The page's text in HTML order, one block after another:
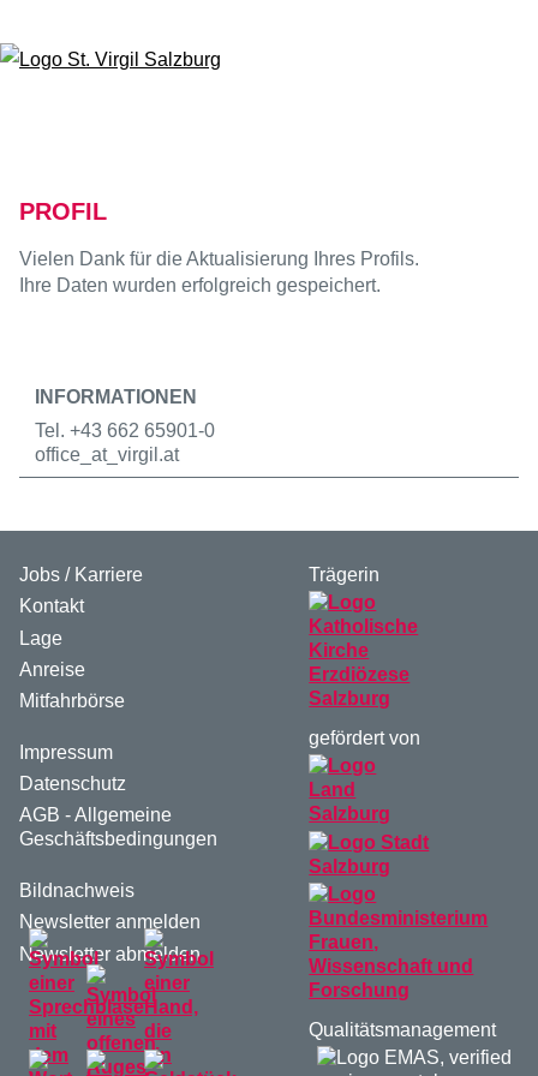
PROFIL
Vielen Dank für die Aktualisierung Ihres Profils.
Ihre Daten wurden erfolgreich gespeichert.
INFORMATIONEN
Tel. +43 662 65901-0
office _at_virgil.at
Jobs / Karriere
Kontakt
Lage
Anreise
Mitfahrbörse
Impressum
Datenschutz
AGB - Allgemeine
Geschäftsbedingungen
Bildnachweis
Newsletter anmelden
Newsletter abmelden
Trägerin
gefördert von
Qualitätsmanagement